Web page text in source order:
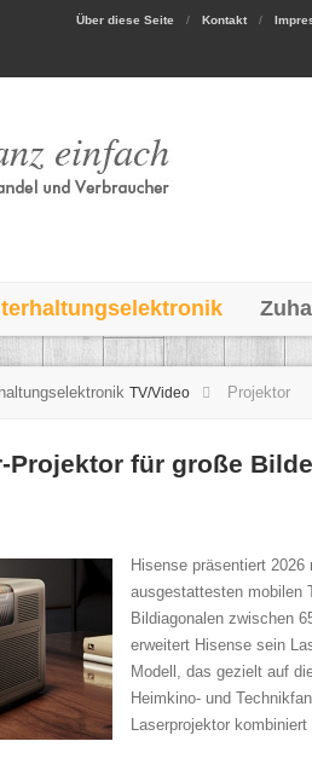
Über diese Seite Kontakt
TV/Video Projektor
Projektor für große
Hisense präsentiert
ausgestattesten mobilen
Bildiagonalen zwischen
erweitert Hisense sein
Modell, das gezielt auf
Heimkino- und
Laserprojektor